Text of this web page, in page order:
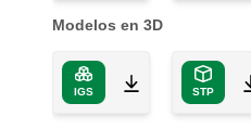
Modelos en 3D
IGS STP